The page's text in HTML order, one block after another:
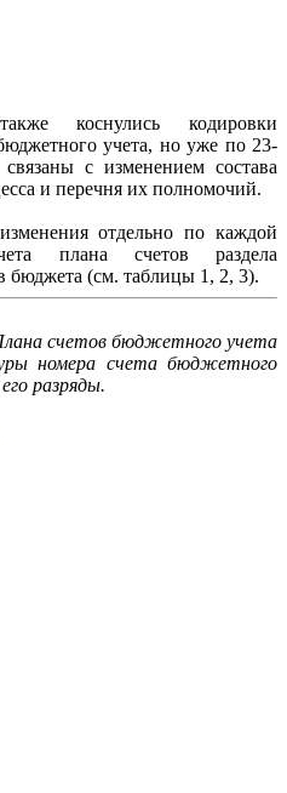
коснулись кодировки
учета, но уже по 23-
с изменением состава
и перечня их полномочий.
отдельно по каждой
плана счетов раздела
бюджета (см. таблицы 1, 2, 3).
счетов бюджетного учета
номера счета бюджетного
разряды.